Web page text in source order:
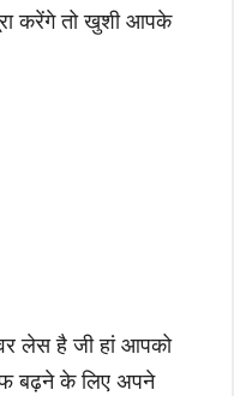
करेंगे तो खुशी आपके
लेस है जी हां आपको
बढ़ने के लिए अपने